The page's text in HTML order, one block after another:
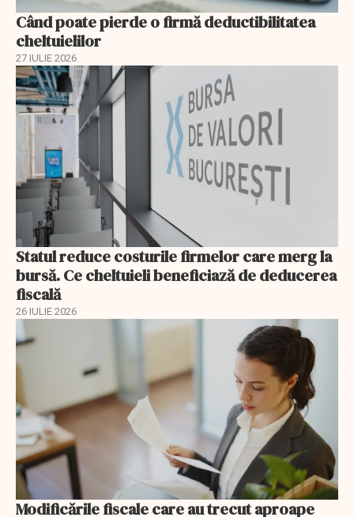
Când poate pierde o firmă deductibilitatea
cheltuielilor
27 IULIE 2026
Statul reduce costurile firmelor care merg la
bursă. Ce cheltuieli beneficiază de deducerea
fiscală
26 IULIE 2026
Modificările fiscale care au trecut aproape